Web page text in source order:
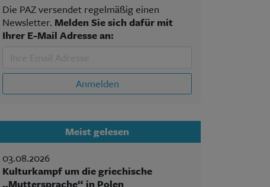
Die PAZ versendet regelmäßig einen
Newsletter. Melden Sie sich dafür mit
Ihrer E-Mail Adresse an:
Anmelden
Meist gelesen
03.08.2026
Kulturkampf um die griechische
„Muttersprache“ in Polen